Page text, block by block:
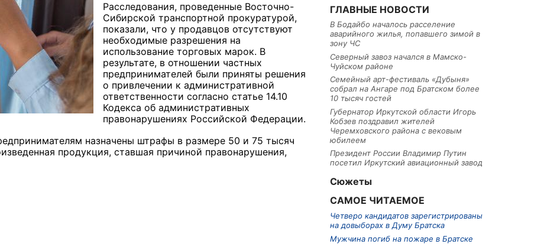
Расследования, проведенные Восточно-
Сибирской транспортной прокуратурой,
показали, что у продавцов отсутствуют
необходимые разрешения на
использование торговых марок. В
результате, в отношении частных
предпринимателей были приняты решения
о привлечении к административной
ответственности согласно статье 14.10
Кодекса об административных
правонарушениях Российской Федерации.
назначены штрафы в размере 50 и 75 тысяч
продукция, ставшая причиной правонарушения,
ГЛАВНЫЕ НОВОСТИ
В Бодайбо началось расселение
аварийного жилья, попавшего зимой в
зону ЧС
Северный завоз начался в Мамско-
Чуйском районе
Семейный арт-фестиваль «Дубыня»
собрал на Ангаре под Братском более
10 тысяч гостей
Губернатор Иркутской области Игорь
Кобзев поздравил жителей
Черемховского района с вековым
юбилеем
Президент России Владимир Путин
посетил Иркутский авиационный завод
Сюжеты
САМОЕ ЧИТАЕМОЕ
Четверо кандидатов зарегистрированы
на довыборах в Думу Братска
Мужчина погиб на пожаре в Братске